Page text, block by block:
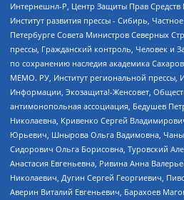
Интернешнл-Р, Центр Защиты Прав
Институт развития прессы - Сибирь,
Петербурге Совета Министров Северных
прессы, Гражданский контроль, Человек и
по сохранению наследия академика
МЕМО. РУ, Институт региональной прессы,
Информации, Экозащита!-Женсовет,
антимонопольная ассоциация, Бедушев
Николаевна, Кривенко Сергей
Юрьевич, Шнырова Ольга Вадимовна,
Сидорович Ольга Борисовна, Туровский
Анастасия Евгеньевна, Ривина Анна
Николаевич, Дугин Сергей Георгиевич,
Аверин Виталий Евгеньевич, Барахоев